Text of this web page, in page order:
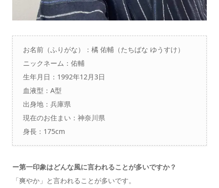
お名前（ふりがな）：橘 佑輔（たちばな ゆうすけ）
ニックネーム：佑輔
生年月日：1992年12月3日
血液型：A型
出身地：兵庫県
現在のお住まい：神奈川県
身長：175cm
ー第一印象はどんな風に言われることが多いですか？
「爽やか」と言われることが多いです。